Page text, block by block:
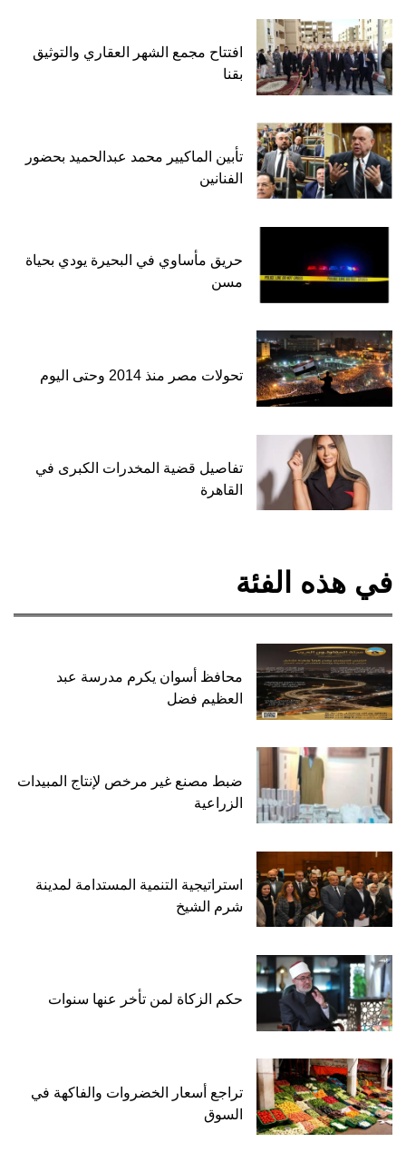
افتتاح مجمع الشهر العقاري والتوثيق
بقنا
تأبين الماكيير محمد عبدالحميد بحضور
الفنانين
حريق مأساوي في البحيرة يودي بحياة
مسن
تحولات مصر منذ 2014 وحتى اليوم
تفاصيل قضية المخدرات الكبرى في
القاهرة
في هذه الفئة
محافظ أسوان يكرم مدرسة عبد
العظيم فضل
ضبط مصنع غير مرخص لإنتاج المبيدات
الزراعية
استراتيجية التنمية المستدامة لمدينة
شرم الشيخ
حكم الزكاة لمن تأخر عنها سنوات
تراجع أسعار الخضروات والفاكهة في
السوق